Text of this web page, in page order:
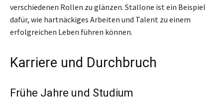
verschiedenen Rollen zu glänzen. Stallone ist ein Beispiel
dafür, wie hartnäckiges Arbeiten und Talent zu einem
erfolgreichen Leben führen können.
Karriere und Durchbruch
Frühe Jahre und Studium